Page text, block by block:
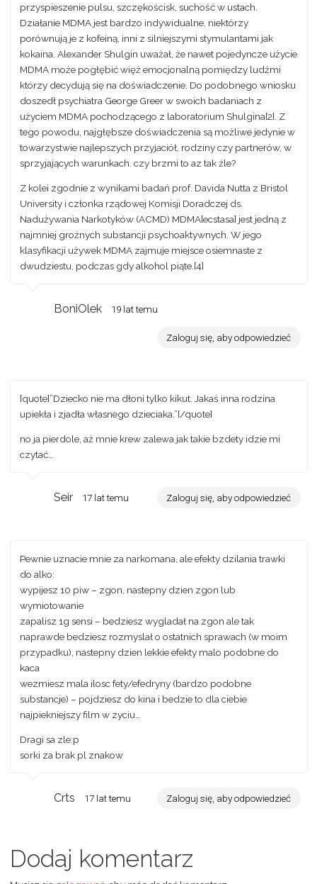
przyspieszenie pulsu, szczękościsk, suchość w ustach.
Działanie MDMA jest bardzo indywidualne, niektórzy
porównują je z kofeiną, inni z silniejszymi stymulantami jak
kokaina. Alexander Shulgin uważał, że nawet pojedyncze użycie
MDMA może pogłębić więź emocjonalną pomiędzy ludźmi
którzy decydują się na doświadczenie. Do podobnego wniosku
doszedł psychiatra George Greer w swoich badaniach z
użyciem MDMA pochodzącego z laboratorium Shulgina[2]. Z
tego powodu, najgłębsze doświadczenia są możliwe jedynie w
towarzystwie najlepszych przyjaciół, rodziny czy partnerów, w
sprzyjających warunkach. czy brzmi to az tak żle?
Z kolei zgodnie z wynikami badań prof. Davida Nutta z Bristol
University i członka rządowej Komisji Doradczej ds.
Nadużywania Narkotyków (ACMD) MDMA[ecstasa] jest jedną z
najmniej groźnych substancji psychoaktywnych. W jego
klasyfikacji używek MDMA zajmuje miejsce osiemnaste z
dwudziestu, podczas gdy alkohol piąte.[4]
BoniOlek 19 lat temu
Zaloguj się, aby odpowiedzieć
[quote]”Dziecko nie ma dłoni tylko kikut. Jakaś inna rodzina
upiekła i zjadła własnego dzieciaka.”[/quote]
no ja pierdole, aż mnie krew zalewa jak takie bzdety idzie mi
czytać…
Seir 17 lat temu Zaloguj się, aby odpowiedzieć
Pewnie uznacie mnie za narkomana, ale efekty dzilania trawki
do alko:
wypijesz 10 piw – zgon, nastepny dzien zgon lub
wymiotowanie
zapalisz 1g sensi – bedziesz wygladał na zgon ale tak
naprawde bedziesz rozmyslał o ostatnich sprawach (w moim
przypadku), nastepny dzien lekkie efekty malo podobne do
kaca
wezmiesz mala ilosc fety/efedryny (bardzo podobne
substancje) – pojdziesz do kina i bedzie to dla ciebie
najpiekniejszy film w zyciu…
Dragi sa zle:p
sorki za brak pl znakow
Crts 17 lat temu Zaloguj się, aby odpowiedzieć
Dodaj komentarz